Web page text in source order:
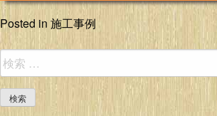
Posted in 施工事例
検
索: